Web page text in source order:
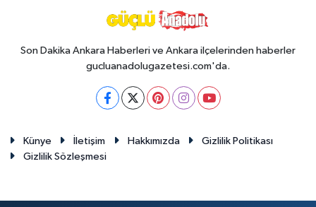
Son Dakika Ankara Haberleri ve Ankara ilçelerinden haberler
gucluanadolugazetesi.com'da.
Künye İletişim Hakkımızda
Gizlilik Politikası
Gizlilik Sözleşmesi